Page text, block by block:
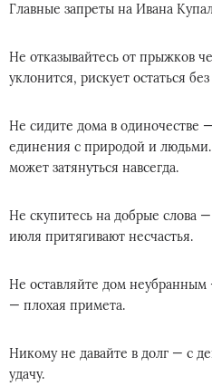
Главные запреты на Ивана
Не отказывайтесь от прыжков
уклонится, рискует остаться
Не сидите дома в одиночестве
единения с природой и людьми.
может затянуться навсегда.
Не скупитесь на добрые слова —
июля притягивают несчастья.
Не оставляйте дом неубранным
— плохая примета.
Никому не давайте в долг — с
удачу.